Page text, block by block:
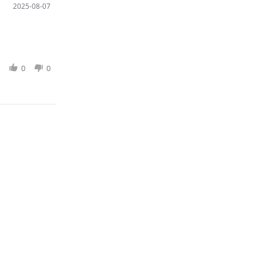
2025-08-07
0 0